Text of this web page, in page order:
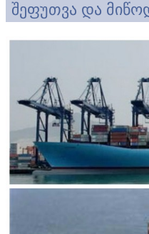
შეფუთვა და